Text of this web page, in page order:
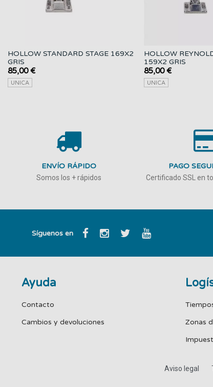
HOLLOW STANDARD STAGE 169X2
GRIS
85,00 €
UNICA
HOLLOW
159X2 GRIS
85,00 €
UNICA
ENVÍO RÁPIDO
Somos los + rápidos
PAGO
Certificado SSL en
Síguenos en
Ayuda
Contacto
Cambios y devoluciones
Zonas
Aviso legal